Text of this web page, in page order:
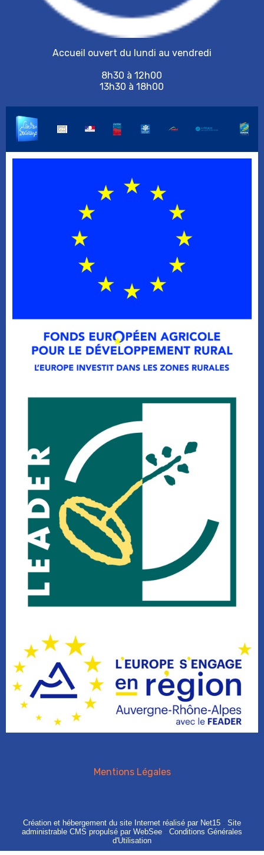
Accueil ouvert du lundi au vendredi
8h30 à 12h00
13h30 à 18h00
Mentions Légales
Création et hébergement du site Internet réalisé par Net15 - Site
administrable CMS propulsé par WebSee - Conditions Générales
d'Utilisation